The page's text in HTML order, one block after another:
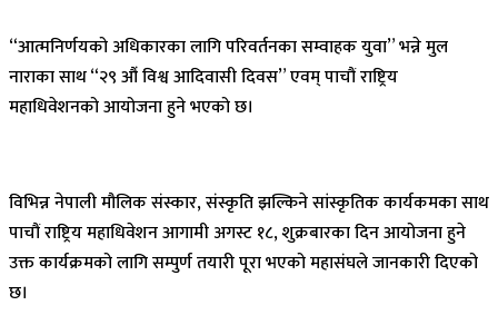
“आत्मनिर्णयको अधिकारका लागि परिवर्तनका सम्वाहक युवा” भन्ने मुल
नाराका साथ “२९ औं विश्व आदिवासी दिवस” एवम् पाचौं राष्ट्रिय
महाधिवेशनको आयोजना हुने भएको छ।
विभिन्न नेपाली मौलिक संस्कार, संस्कृति झल्किने सांस्कृतिक कार्यकमका साथ
पाचौं राष्ट्रिय महाधिवेशन आगामी अगस्ट १८, शुक्रबारका दिन आयोजना हुने
उक्त कार्यक्रमको लागि सम्पुर्ण तयारी पूरा भएको महासंघले जानकारी दिएको
छ।